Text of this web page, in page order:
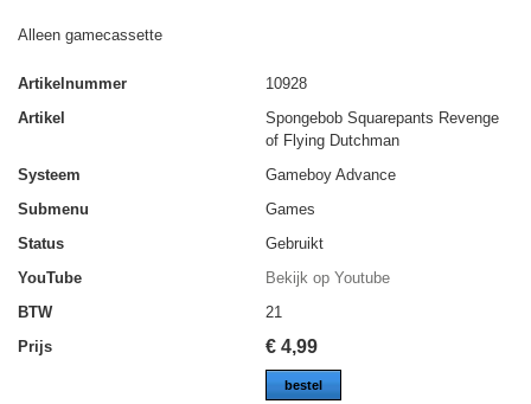
Alleen gamecassette
Artikelnummer
10928
Artikel
Spongebob Squarepants Revenge
of Flying Dutchman
Systeem
Gameboy Advance
Submenu
Games
Status
Gebruikt
YouTube
Bekijk op Youtube
BTW
21
Prijs
€ 4,99
bestel